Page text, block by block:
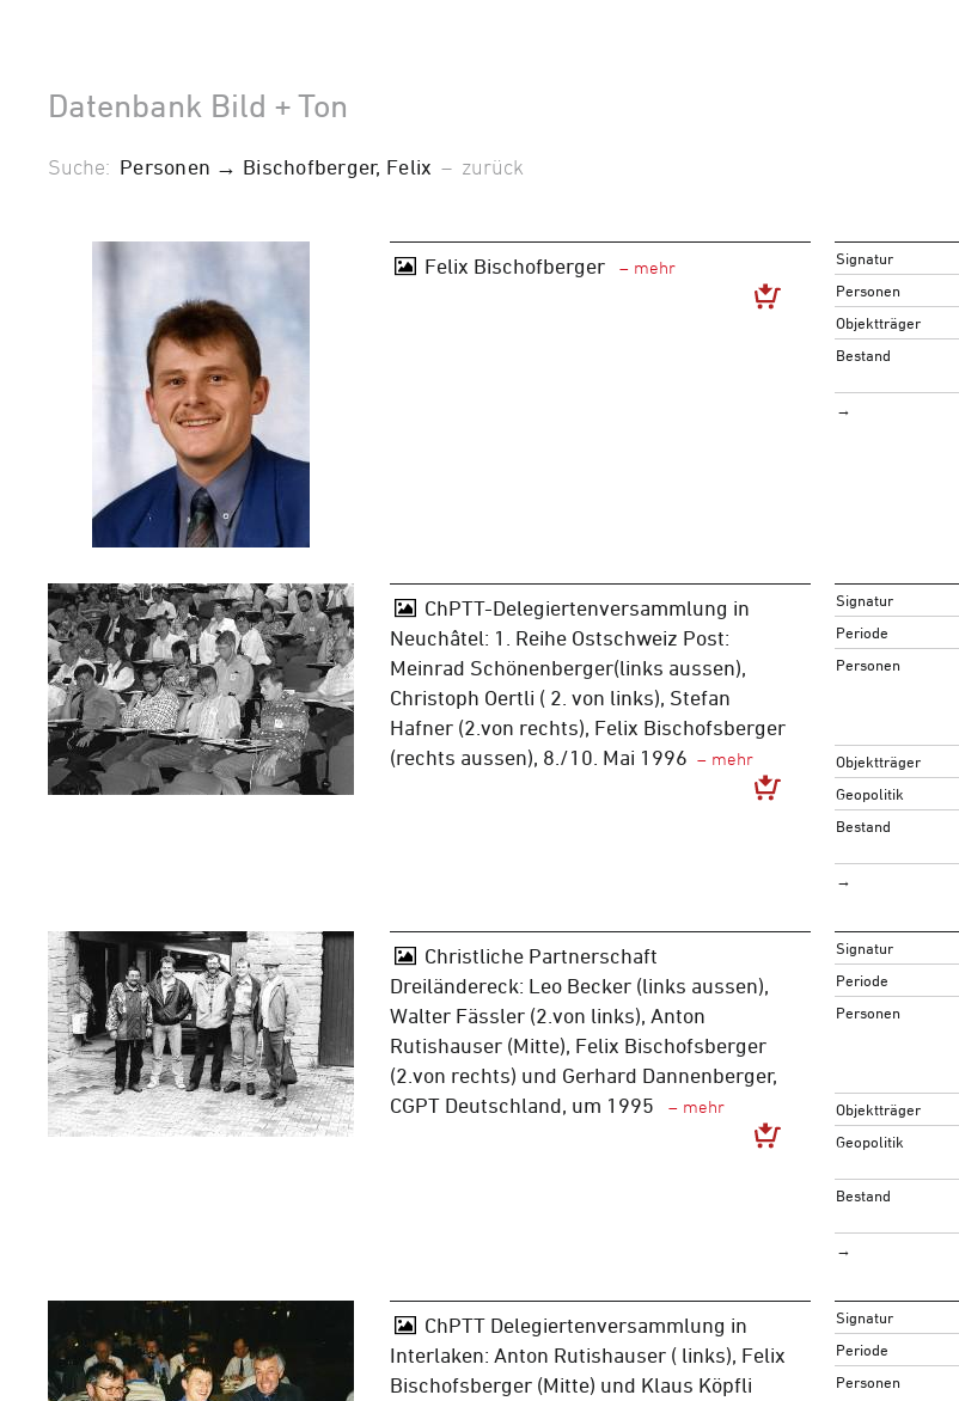
Datenbank Bild + Ton
Suche: Personen → Bischofberger, Felix – zurück
Felix Bischofberger Signatur
Personen
Objektträger
Bestand
→
ChPTT-Delegiertenversammlung in
Neuchâtel: 1. Reihe Ostschweiz Post:
Meinrad Schönenberger(links aussen),
Christoph Oertli ( 2. von links), Stefan
Hafner (2.von rechts), Felix Bischofsberger
(rechts aussen), 8./10. Mai 1996
Signatur
Periode
Personen
Objektträger
Geopolitik
Bestand
→
Christliche Partnerschaft
Dreiländereck: Leo Becker (links aussen),
Walter Fässler (2.von links), Anton
Rutishauser (Mitte), Felix Bischofsberger
(2.von rechts) und Gerhard Dannenberger,
CGPT Deutschland, um 1995
Signatur
Periode
Personen
Objektträger
Geopolitik
Bestand
→
ChPTT Delegiertenversammlung in
Interlaken: Anton Rutishauser ( links), Felix
Bischofsberger (Mitte) und Klaus Köpfli
Signatur
Periode
Personen